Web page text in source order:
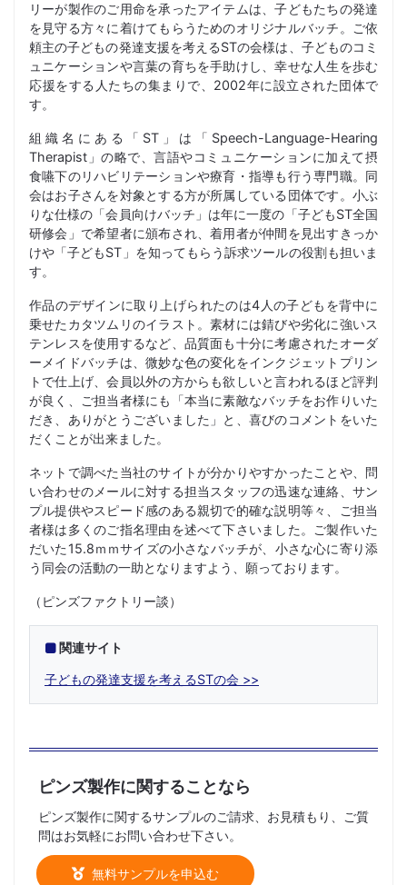
リーが製作のご用命を承ったアイテムは、子どもたちの発達
を見守る方々に着けてもらうためのオリジナルバッチ。ご依
頼主の子どもの発達支援を考えるSTの会様は、子どものコミ
ュニケーションや言葉の育ちを手助けし、幸せな人生を歩む
応援をする人たちの集まりで、2002年に設立された団体で
す。
組織名にある「ST」は「Speech-Language-Hearing
Therapist」の略で、言語やコミュニケーションに加えて摂
食嚥下のリハビリテーションや療育・指導も行う専門職。同
会はお子さんを対象とする方が所属している団体です。小ぶ
りな仕様の「会員向けバッチ」は年に一度の「子どもST全国
研修会」で希望者に頒布され、着用者が仲間を見出すきっか
けや「子どもST」を知ってもらう訴求ツールの役割も担いま
す。
作品のデザインに取り上げられたのは4人の子どもを背中に
乗せたカタツムリのイラスト。素材には錆びや劣化に強いス
テンレスを使用するなど、品質面も十分に考慮されたオーダ
ーメイドバッチは、微妙な色の変化をインクジェットプリン
トで仕上げ、会員以外の方からも欲しいと言われるほど評判
が良く、ご担当者様にも「本当に素敵なバッチをお作りいた
だき、ありがとうございました」と、喜びのコメントをいた
だくことが出来ました。
ネットで調べた当社のサイトが分かりやすかったことや、問
い合わせのメールに対する担当スタッフの迅速な連絡、サン
プル提供やスピード感のある親切で的確な説明等々、ご担当
者様は多くのご指名理由を述べて下さいました。ご製作いた
だいた15.8ｍｍサイズの小さなバッチが、小さな心に寄り添
う同会の活動の一助となりますよう、願っております。
（ピンズファクトリー談）
関連サイト
子どもの発達支援を考えるSTの会
ピンズ製作に関することなら
ピンズ製作に関するサンプルのご請求、お見積もり、ご質
問はお気軽にお問い合わせ下さい。
無料サンプルを申込む